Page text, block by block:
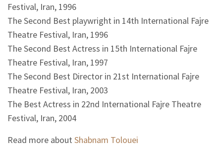
Festival, Iran, 1996
The Second Best playwright in 14th International Fajre
Theatre Festival, Iran, 1996
The Second Best Actress in 15th International Fajre
Theatre Festival, Iran, 1997
The Second Best Director in 21st International Fajre
Theatre Festival, Iran, 2003
The Best Actress in 22nd International Fajre Theatre
Festival, Iran, 2004
Read more about Shabnam Tolouei